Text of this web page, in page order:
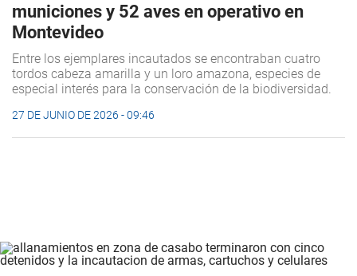
municiones y 52 aves en operativo en
Montevideo
Entre los ejemplares incautados se encontraban cuatro
tordos cabeza amarilla y un loro amazona, especies de
especial interés para la conservación de la biodiversidad.
27 DE JUNIO DE 2026 - 09:46